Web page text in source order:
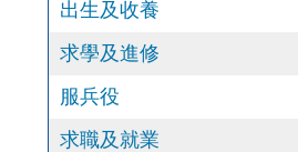
出生及收養
求學及進修
服兵役
求職及就業